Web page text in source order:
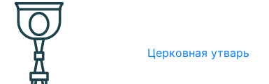
Церковная утварь